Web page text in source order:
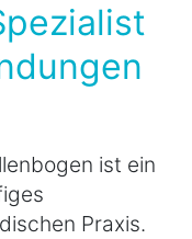
ist ein
Praxis.